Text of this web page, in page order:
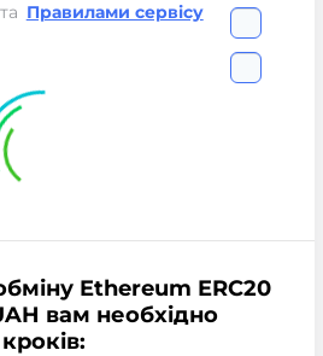
Правилами сервісу
Ethereum ERC20
вам необхідно